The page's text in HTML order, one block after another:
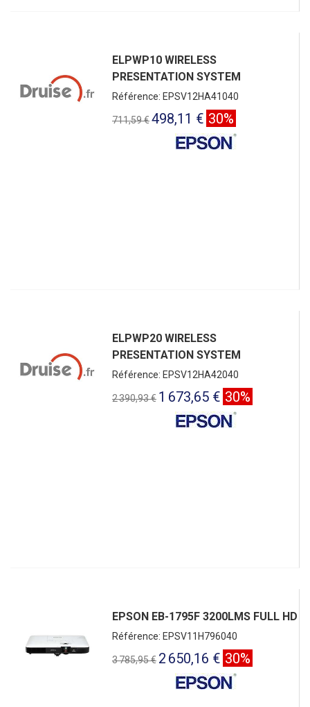
ELPWP10 WIRELESS
PRESENTATION SYSTEM
Référence: EPSV12HA41040
711,59 €498,11 € 30%
ELPWP20 WIRELESS
PRESENTATION SYSTEM
Référence: EPSV12HA42040
2 390,93 € 1 673,65 € 30%
EPSON EB-1795F 3200LMS FULL HD
Référence: EPSV11H796040
3 785,95 € 2 650,16 € 30%